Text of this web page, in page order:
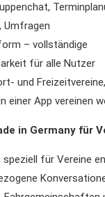
Umfragen
– vollständige
für alle Nutzer
und
einer App vereinen
in Germany für
speziell für Vereine